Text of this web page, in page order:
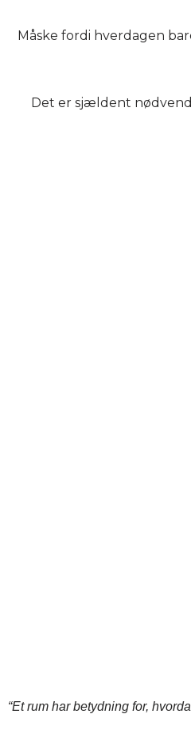
Måske fordi hverdagen
Det er sjældent
“Et rum har betydning for,